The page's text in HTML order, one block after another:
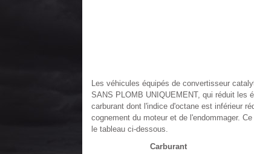
Les véhicules équipés de convertisseur
SANS PLOMB UNIQUEMENT, qui réduit les
carburant dont l'indice d'octane est inférieur
cognement du moteur et de l'endommager.
le tableau ci-dessous.
Carburant